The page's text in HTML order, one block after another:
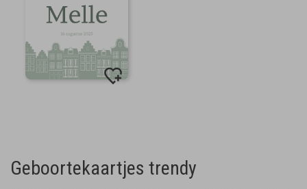
Geboortekaartjes trendy